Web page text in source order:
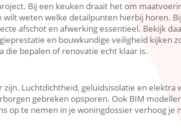
Bij een keuken draait het om
wilt weten welke detailpunten hierbij horen.​
afschot en afwerking essentieel.​ Bekijk
en bouwkundige veiligheid kijken
die bepalen of renovatie echt klaar is.​
Luchtdichtheid, geluidsisolatie en elektra
gebreken opsporen.​ Ook BIM
op te nemen in je woningdossier verhoog je